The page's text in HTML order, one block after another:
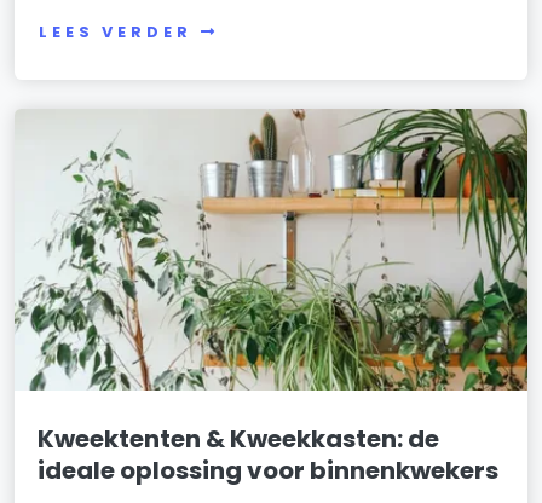
LEES VERDER
Kweektenten & Kweekkasten: de
ideale oplossing voor binnenkwekers